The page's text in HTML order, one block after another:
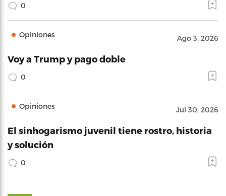
0
Opiniones Ago 3, 2026
Voy a Trump y pago doble
0
Opiniones Jul 30, 2026
El sinhogarismo juvenil tiene rostro, historia
y solución
0